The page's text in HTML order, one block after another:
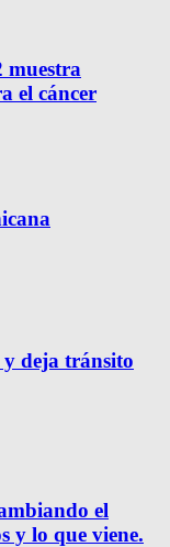
muestra
el cáncer
deja tránsito
el
y lo que viene.